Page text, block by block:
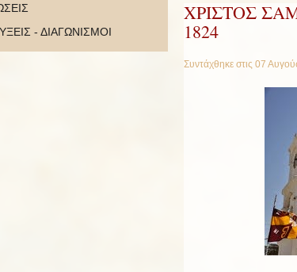
ΧΡΙΣΤΟΣ
1824
Συντάχθηκε στις 07
- ΔΙΑΓΩΝΙΣΜΟΙ